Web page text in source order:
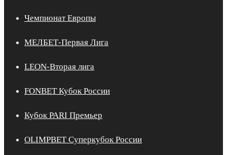
Чемпионат Европы
МЕЛБЕТ-Первая Лига
LEON-Вторая лига
FONBET Кубок России
Кубок PARI Премьер
OLIMPBET Суперкубок России